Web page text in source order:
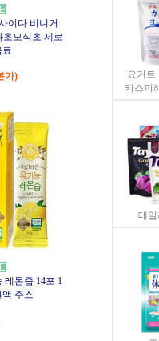
이다 비니거
초모식초 제로
료
가)
레몬즙 14포 1
액 주스